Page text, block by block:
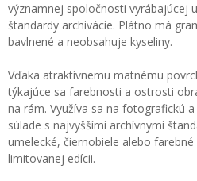
významnej spoločnosti vyrábajúcej
štandardy archivácie. Plátno má
bavlnené a neobsahuje kyseliny.
Vďaka atraktívnemu matnému
týkajúce sa farebnosti a ostrosti
na rám. Využíva sa na fotografickú
súlade s najvyššími archívnymi
umelecké, čiernobiele alebo
limitovanej edícii.